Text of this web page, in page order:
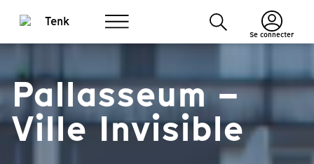
Se connecter
Pallasseum –
Ville Invisible